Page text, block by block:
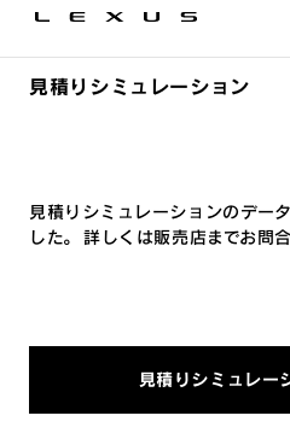
見積りシミュレーション
見積りシミュレーションのデー
した。 詳しくは販売店までお問
見積りシミュレー